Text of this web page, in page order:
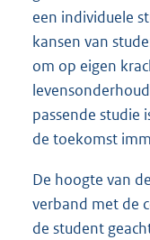
een individuele
kansen van
om op eigen
passende studie
de toekomst
De hoogte van
verband met de
de student